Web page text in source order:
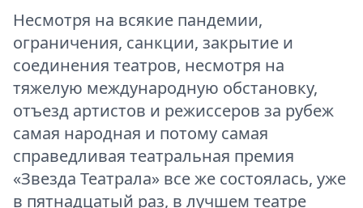
Несмотря на всякие пандемии,
ограничения, санкции, закрытие и
соединения театров, несмотря на
тяжелую международную обстановку,
отъезд артистов и режиссеров за рубеж
самая народная и потому самая
справедливая театральная премия
«Звезда Театрала» все же состоялась, уже
в пятнадцатый раз, в лучшем театре